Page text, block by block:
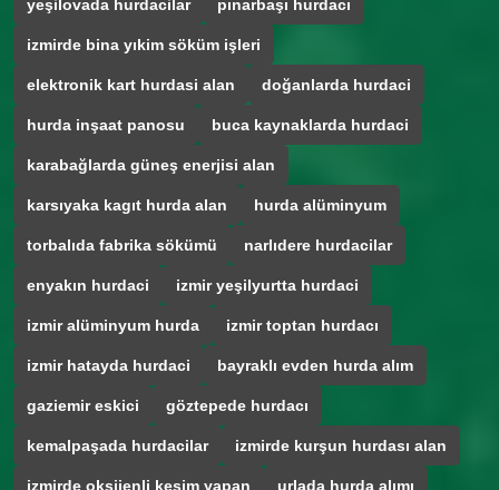
yeşilovada hurdacilar pınarbaşı hurdacı
izmirde bina yıkim söküm işleri
elektronik kart hurdasi alan doğanlarda hurdaci
hurda inşaat panosu buca kaynaklarda hurdaci
karabağlarda güneş enerjisi alan
karsıyaka kagıt hurda alan hurda alüminyum
torbalıda fabrika sökümü narlıdere hurdacilar
enyakın hurdaci izmir yeşilyurtta hurdaci
izmir alüminyum hurda izmir toptan hurdacı
izmir hatayda hurdaci bayraklı evden hurda alım
gaziemir eskici göztepede hurdacı
kemalpaşada hurdacilar izmirde kurşun hurdası alan
izmirde oksijenli kesim yapan urlada hurda alımı